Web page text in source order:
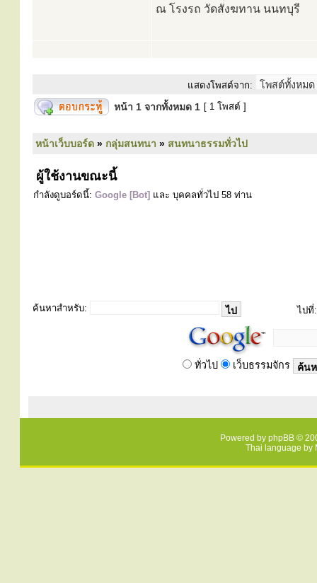
ณ โรงรถ วัดสังฆทาน​ นนทบุรี
แสดงโพสต์จาก:
หน้า 1 จากทั้งหมด 1 [ 1 โพสต์ ]
หน้าเว็บบอร์ด » กลุ่มสนทนา » สนทนาธรรมทั่วไป
ผู้ใช้งานขณะนี้
กำลังดูบอร์ดนี้: Google [Bot] และ บุคคลทั่วไป 58 ท่าน
ค้นหาสำหรับ: ไปที่:
ทั่วไป เว็บธรรมจักร
Powered by phpBB ©
Thai language by